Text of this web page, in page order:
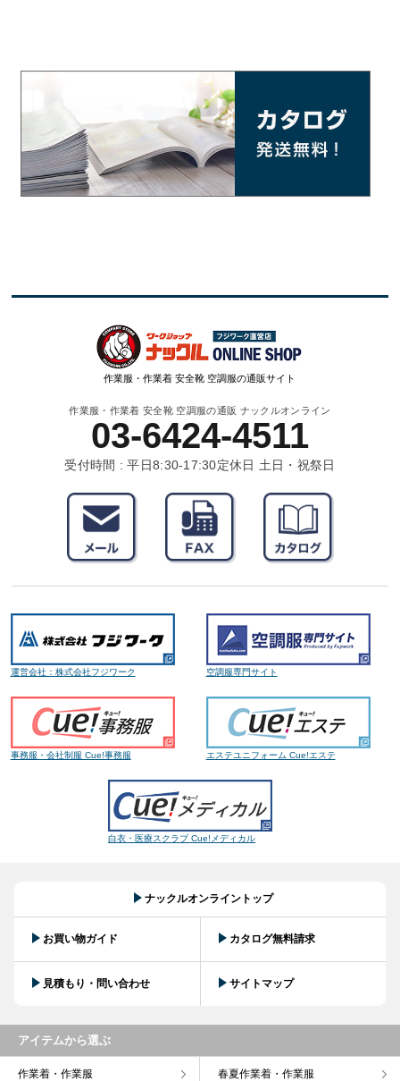
作業服・作業着 安全靴 空調服の通販サイト
作業服・作業着 安全靴 空調服の通販 ナックルオンライン
03-6424-4511
受付時間 : 平日8:30-17:30定休日 土日・祝祭日
運営会社：株式会社フジワーク 空調服専門サイト
事務服・会社制服 Cue!事務服 エステユニフォーム Cue!エステ
白衣・医療スクラブ Cue!メディカル
ナックルオンライントップ
お買い物ガイド カタログ無料請求
見積もり・問い合わせ サイトマップ
アイテムから選ぶ
作業着・作業服 春夏作業着・作業服